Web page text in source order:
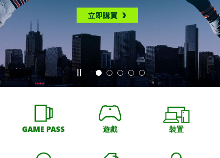
立即購買
GAME PASS 遊戲 裝置